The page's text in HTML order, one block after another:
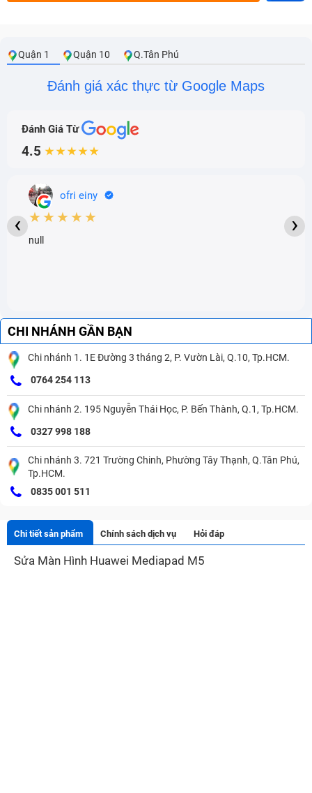
Quận 1 Quận 10 Q.Tân Phú
Đánh giá xác thực từ Google Maps
Đánh Giá Từ
4.5 ★★★★★
ofri einy
★★★★★
null
‹ ›
CHI NHÁNH GẦN BẠN
Chi nhánh 1. 1E Đường 3 tháng 2, P. Vườn Lài, Q.10, Tp.HCM.
0764 254 113
Chi nhánh 2. 195 Nguyễn Thái Học, P. Bến Thành, Q.1, Tp.HCM.
0327 998 188
Chi nhánh 3. 721 Trường Chinh, Phường Tây Thạnh, Q.Tân Phú,
Tp.HCM.
0835 001 511
Chi tiết sản phẩm Chính sách dịch vụ Hỏi đáp
Sửa Màn Hình Huawei Mediapad M5